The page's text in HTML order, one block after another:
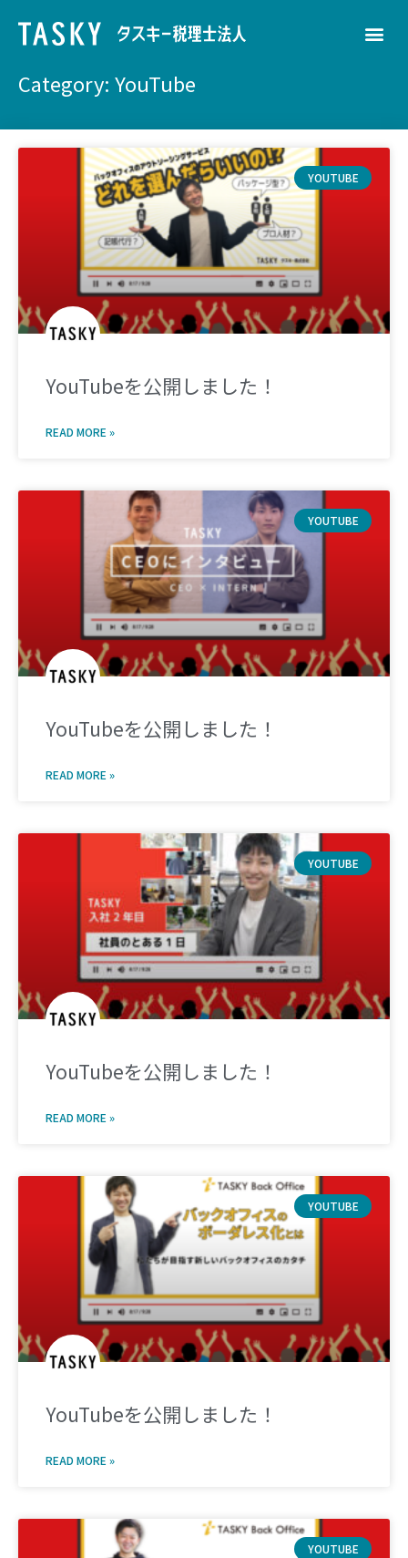
Category: YouTube
YOUTUBE
YouTubeを公開しました！
READ MORE »
YOUTUBE
YouTubeを公開しました！
READ MORE »
YOUTUBE
YouTubeを公開しました！
READ MORE »
YOUTUBE
YouTubeを公開しました！
READ MORE »
YOUTUBE